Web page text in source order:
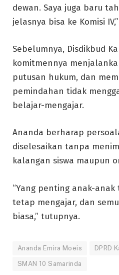
dewan. Saya juga baru
jelasnya bisa ke Komisi
Sebelumnya, Disdikbud
komitmennya
putusan hukum, dan
pemindahan tidak
belajar-mengajar.
Ananda berharap
diselesaikan tanpa
kalangan siswa maupun
“Yang penting anak-
tetap mengajar, dan
biasa,” tutupnya.
Ananda Emira Moeis DPRD
SMAN 10 Samarinda